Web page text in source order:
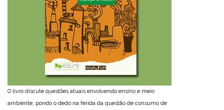
O livro discute questões atuais envolvendo ensino e meio
ambiente, pondo o dedo na ferida da questão de consumo de